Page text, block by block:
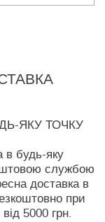
ЯКУ ТОЧКУ
в будь-яку
службою
доставка в
при
5000 грн.